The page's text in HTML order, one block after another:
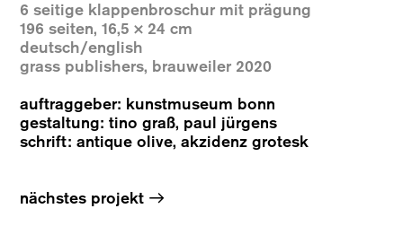
6 seitige klappenbroschur mit prägung
196 seiten, 16,5 × 24 cm
deutsch/english
grass publishers, brauweiler 2020
auftraggeber: kunstmuseum bonn
gestaltung: tino graß, paul jürgens
schrift: antique olive, akzidenz grotesk
nächstes projekt →